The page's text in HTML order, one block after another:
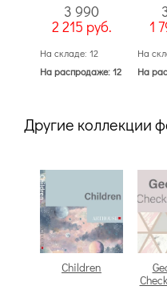
3 990
2 215 руб.
На складе: 12
На распродаже: 12
1
На
На
Другие коллекции
Children